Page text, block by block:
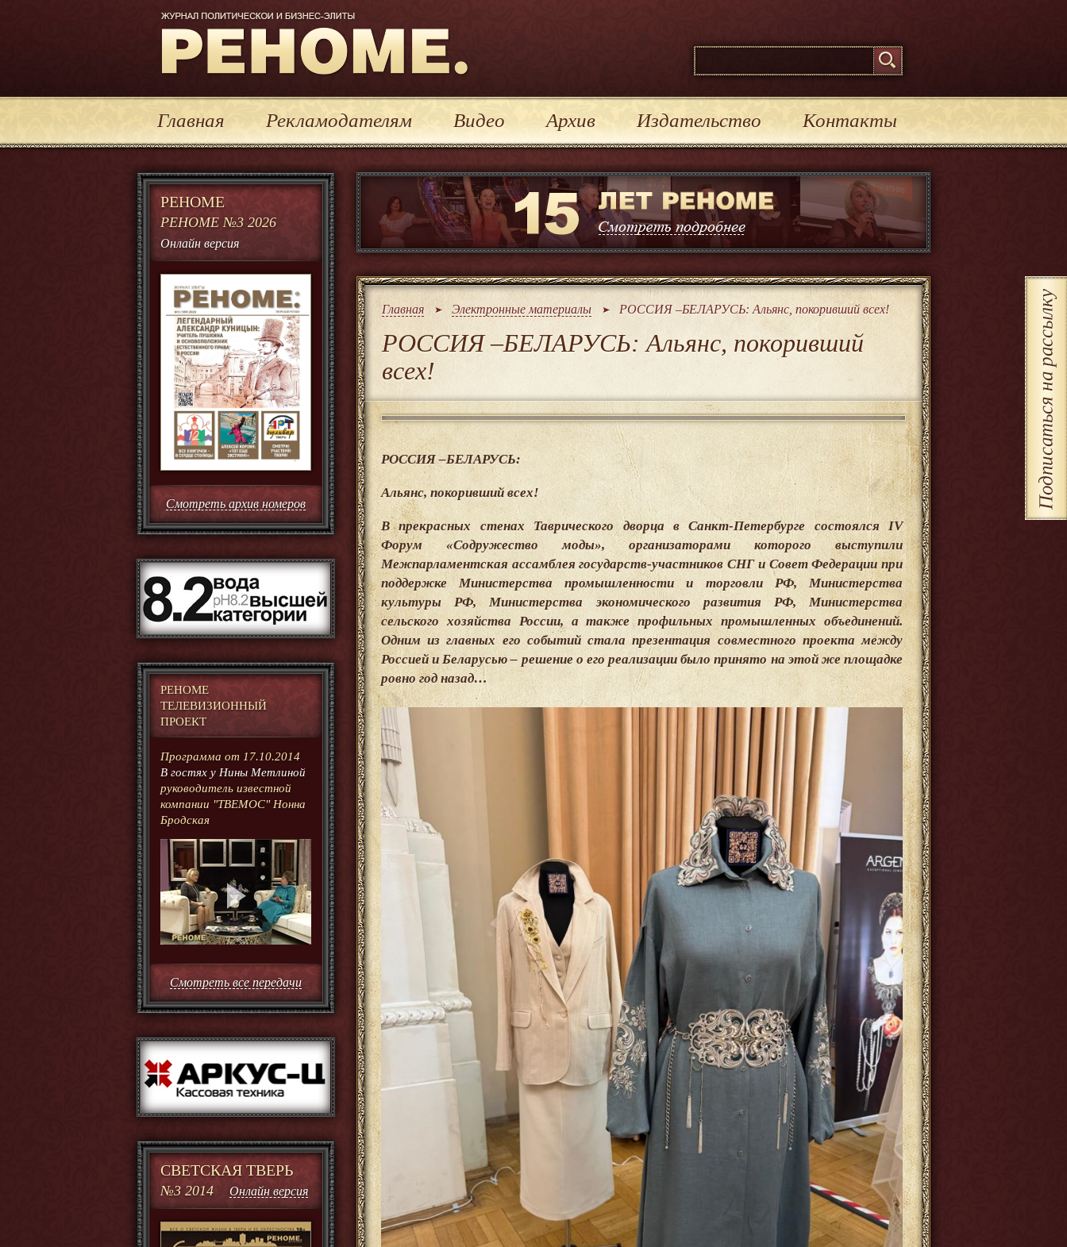
Главная Рекламодателям Видео Архив Издательство Контакты
РЕНОМЕ
РЕНОМЕ №3 2026
Онлайн версия
Смотреть архив номеров
РЕНОМЕ
ТЕЛЕВИЗИОННЫЙ
ПРОЕКТ
Программа от 17.10.2014
В гостях у Нины Метлиной
руководитель известной
компании "ТВЕМОС" Нонна
Бродская
Смотреть все передачи
СВЕТСКАЯ ТВЕРЬ
№3 2014 Онлайн версия
Главная Электронные материалы РОССИЯ –БЕЛАРУСЬ: Альянс, покоривший всех!
РОССИЯ –БЕЛАРУСЬ: Альянс, покоривший
всех!
РОССИЯ –БЕЛАРУСЬ:
Альянс, покоривший всех!
В прекрасных стенах Таврического дворца в Санкт-Петербурге состоялся IV
Форум «Содружество моды», организаторами которого выступили
Межпарламентская ассамблея государств-участников СНГ и Совет Федерации при
поддержке Министерства промышленности и торговли РФ, Министерства
культуры РФ, Министерства экономического развития РФ, Министерства
сельского хозяйства России, а также профильных промышленных объединений.
Одним из главных его событий стала презентация совместного проекта между
Россией и Беларусью – решение о его реализации было принято на этой же площадке
ровно год назад…